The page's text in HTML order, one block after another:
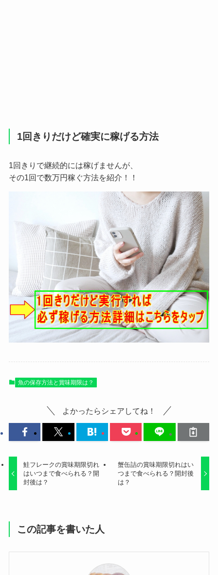
1回きりだけど確実に稼げる方法
1回きりで継続的には稼げませんが、
その1回で数万円稼ぐ方法を紹介！！
魚の保存方法と賞味期限は？
よかったらシェアしてね！
鮭フレークの賞味期限切れ
はいつまで食べられる？開
封後は？
蟹缶詰の賞味期限切れはい
つまで食べられる？開封後
は？
この記事を書いた人